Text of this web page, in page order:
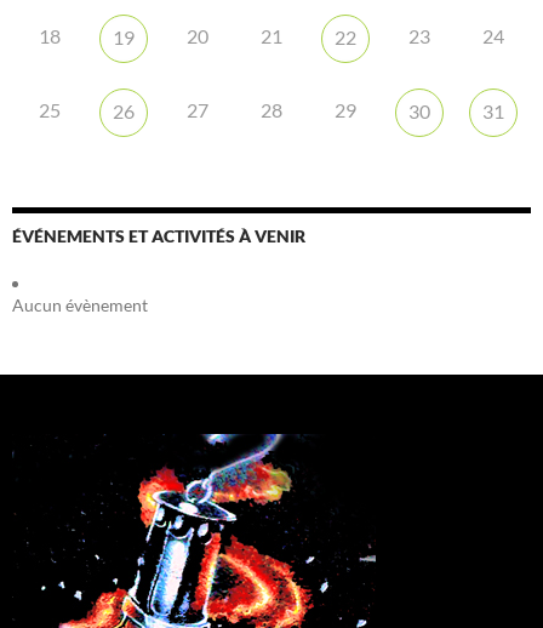
18 19 20 21 22 23 24
25 26 27 28 29 30 31
ÉVÉNEMENTS ET ACTIVITÉS À VENIR
Aucun évènement